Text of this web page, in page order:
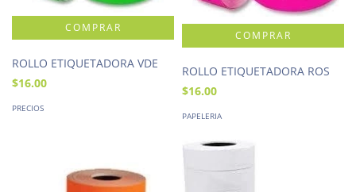
ROLLO ETIQUETADORA VDE
$16.00
PRECIOS
ROLLO ETIQUETADORA ROS
$16.00
PAPELERIA